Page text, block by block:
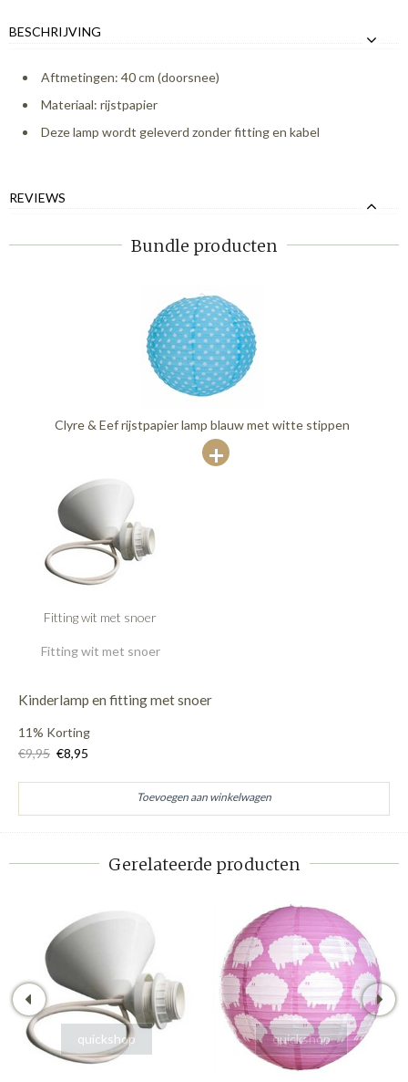
BESCHRIJVING
Aftmetingen: 40 cm (doorsnee)
Materiaal: rijstpapier
Deze lamp wordt geleverd zonder fitting en kabel
REVIEWS
Bundle producten
Clyre & Eef rijstpapier lamp blauw met witte stippen
Fitting wit met snoer
Fitting wit met snoer
Kinderlamp en fitting met snoer
11% Korting
€9,95 €8,95
Gerelateerde producten
quickshop quickshop